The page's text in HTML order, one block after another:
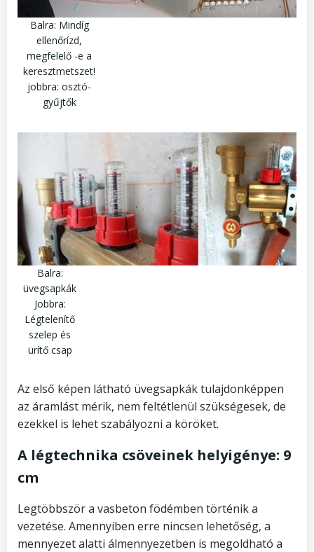
Balra: Mindíg
ellenőrízd,
megfelelő -e a
keresztmetszet!
jobbra: osztó-
gyűjtők
Balra:
üvegsapkák
Jobbra:
Légtelenítő
szelep és
ürítő csap
Az első képen látható üvegsapkák tulajdonképpen
az áramlást mérik, nem feltétlenül szükségesek, de
ezekkel is lehet szabályozni a köröket.
A légtechnika csöveinek helyigénye: 9
cm
Legtöbbször a vasbeton födémben történik a
vezetése. Amennyiben erre nincsen lehetőség, a
mennyezet alatti álmennyezetben is megoldható a